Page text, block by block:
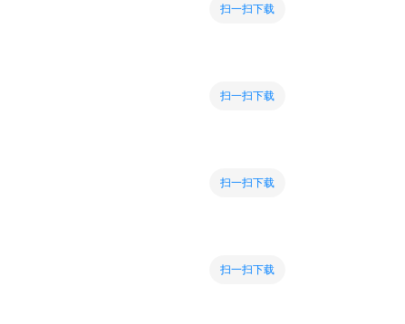
扫一扫下载
扫一扫下载
扫一扫下载
扫一扫下载